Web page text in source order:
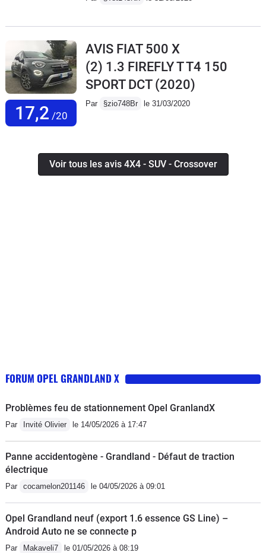
17,2 /20
AVIS FIAT 500 X
(2) 1.3 FIREFLY T T4 150
SPORT DCT(2020)
Par §zio748Br le 31/03/2020
Voir tous les avis 4X4 - SUV - Crossover
FORUM OPEL GRANDLAND X
Problèmes feu de stationnement Opel GranlandX
Par Invité Olivier le 14/05/2026 à 17:47
Panne accidentogène - Grandland - Défaut de traction
électrique
Par cocamelon201146 le 04/05/2026 à 09:01
Opel Grandland neuf (export 1.6 essence GS Line) –
Android Auto ne se connecte p
Par Makaveli7 le 01/05/2026 à 08:19